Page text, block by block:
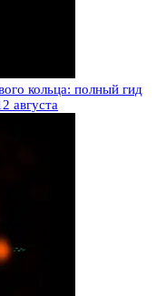
кольца: полный гид
августа